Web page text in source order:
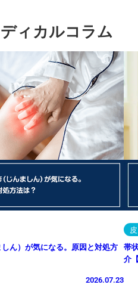
ィカルコラム
ん）が気になる。原因と対処方
2026.07.23
帯
介